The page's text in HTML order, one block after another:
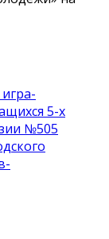
5-х
№505